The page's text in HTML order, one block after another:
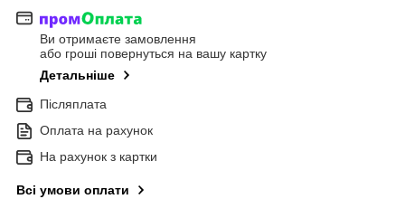
Ви отримаєте замовлення
або гроші повернуться на вашу картку
Детальніше
Післяплата
Оплата на рахунок
На рахунок з картки
Всі умови оплати